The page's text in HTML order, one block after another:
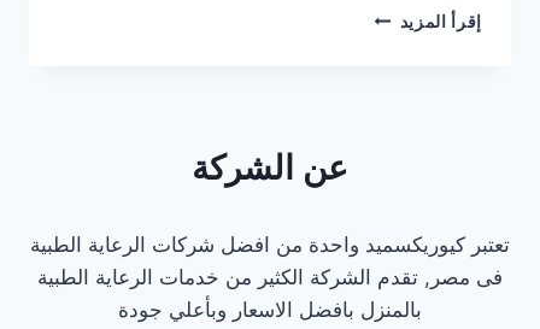
إقرأ المزيد كشف
عن الشركة
تعتبر كيوريكسميد واحدة من افضل شركات الرعاية الطبية
فى مصر, تقدم الشركة الكثير من خدمات الرعاية الطبية
بالمنزل بافضل الاسعار وبأعلي جودة